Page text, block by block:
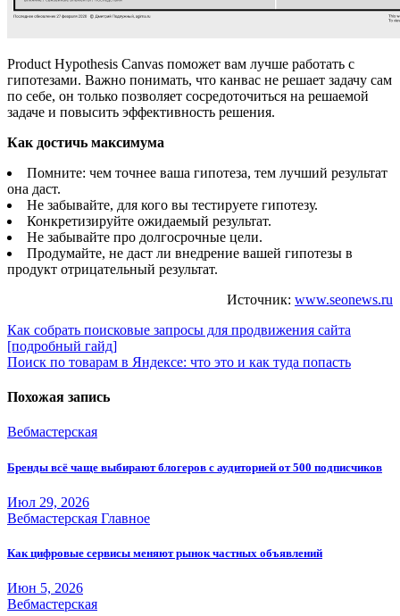
Product Hypothesis Canvas поможет вам лучше работать с
гипотезами. Важно понимать, что канвас не решает задачу сам
по себе, он только позволяет сосредоточиться на решаемой
задаче и повысить эффективность решения.
Как достичь максимума
Помните: чем точнее ваша гипотеза, тем лучший результат
она даст.
Не забывайте, для кого вы тестируете гипотезу.
Конкретизируйте ожидаемый результат.
Не забывайте про долгосрочные цели.
Продумайте, не даст ли внедрение вашей гипотезы в
продукт отрицательный результат.
Источник: www.seonews.ru
Навигация
по
Как собрать поисковые запросы для продвижения сайта
[подробный гайд]
Поиск по товарам в Яндексе: что это и как туда попасть
Похожая запись
Вебмастерская
Бренды всё чаще выбирают блогеров с аудиторией от 500 подписчиков
Июл 29, 2026
Вебмастерская Главное
Как цифровые сервисы меняют рынок частных объявлений
Июн 5, 2026
Вебмастерская